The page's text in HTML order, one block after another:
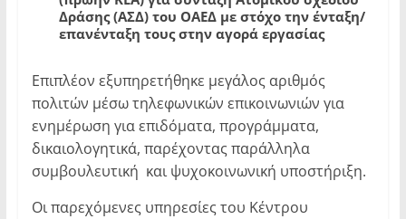
Δράσης (ΑΣΔ) του ΟΑΕΔ με στόχο την ένταξη/
επανένταξη τους στην αγορά εργασίας
Επιπλέον εξυπηρετήθηκε μεγάλος αριθμός
πολιτών μέσω τηλεφωνικών επικοινωνιών για
ενημέρωση για επιδόματα, προγράμματα,
δικαιολογητικά, παρέχοντας παράλληλα
συμβουλευτική και ψυχοκοινωνική υποστήριξη.
Οι παρεχόμενες υπηρεσίες του Κέντρου